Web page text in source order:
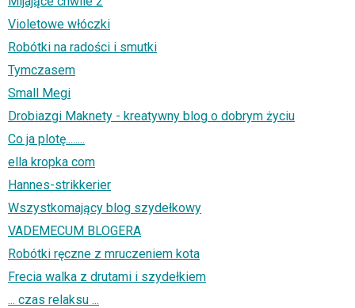
Violetowe włóczki
Robótki na radości i smutki
Tymczasem
Small Megi
Drobiazgi Maknety - kreatywny blog o dobrym życiu
Co ja plotę........
ella kropka com
Hannes-strikkerier
Wszystkomający blog szydełkowy
VADEMECUM BLOGERA
Robótki ręczne z mruczeniem kota
Frecia walka z drutami i szydełkiem
... czas relaksu ...